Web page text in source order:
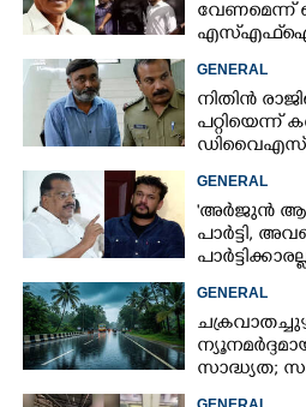
വേണമെന്ന്
എസ്എഫ്ഐ
GENERAL
നിതിൻ
പറ്റിയെന്ന്
GENERAL
'അർജുൻ
പാർട്ടി,
GENERAL
സാദ്ധ്യത;